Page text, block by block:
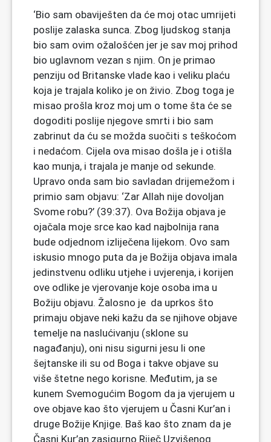
‘Bio sam obaviješten da će moj otac umrijeti
poslije zalaska sunca. Zbog ljudskog stanja
bio sam ovim ožalošćen jer je sav moj prihod
bio uglavnom vezan s njim. On je primao
penziju od Britanske vlade kao i veliku plaću
koja je trajala koliko je on živio. Zbog toga je
misao prošla kroz moj um o tome šta će se
dogoditi poslije njegove smrti i bio sam
zabrinut da ću se možda suočiti s teškoćom
i nedaćom. Cijela ova misao došla je i otišla
kao munja, i trajala je manje od sekunde.
Upravo onda sam bio savladan drijemežom i
primio sam objavu: ‘Zar Allah nije dovoljan
Svome robu?’ (39:37). Ova Božija objava je
ojačala moje srce kao kad najbolnija rana
bude odjednom izliječena lijekom. Ovo sam
iskusio mnogo puta da je Božija objava imala
jedinstvenu odliku utjehe i uvjerenja, i korijen
ove odlike je vjerovanje koje osoba ima u
Božiju objavu. Žalosno je da uprkos što
primaju objave neki kažu da se njihove objave
temelje na naslućivanju (sklone su
nagađanju), oni nisu sigurni jesu li one
šejtanske ili su od Boga i takve objave su
više štetne nego korisne. Međutim, ja se
kunem Svemogućim Bogom da ja vjerujem u
ove objave kao što vjerujem u Časni Kur’an i
druge Božije Knjige. Baš kao što znam da je
Časni Kur’an zasigurno Riječ Uzvišenog